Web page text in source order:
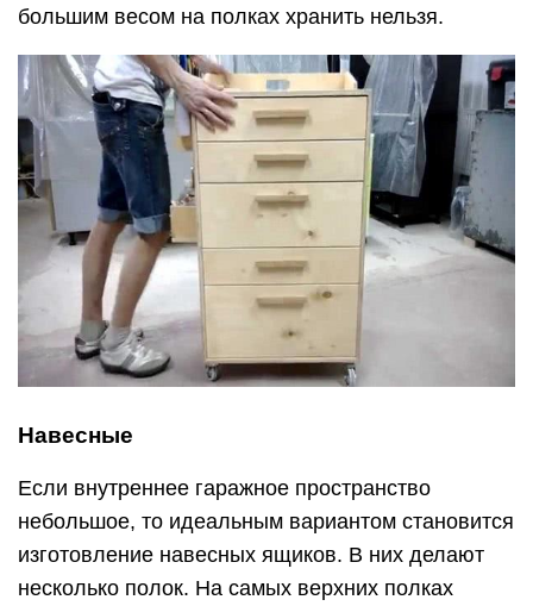
большим весом на полках хранить нельзя.
Навесные
Если внутреннее гаражное пространство
небольшое, то идеальным вариантом становится
изготовление навесных ящиков. В них делают
несколько полок. На самых верхних полках